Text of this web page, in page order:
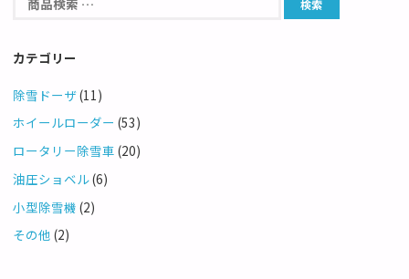
カテゴリー
除雪ドーザ(11)
ホイールローダー (53)
ロータリー除雪車 (20)
油圧ショベル(6)
小型除雪機 (2)
その他 (2)